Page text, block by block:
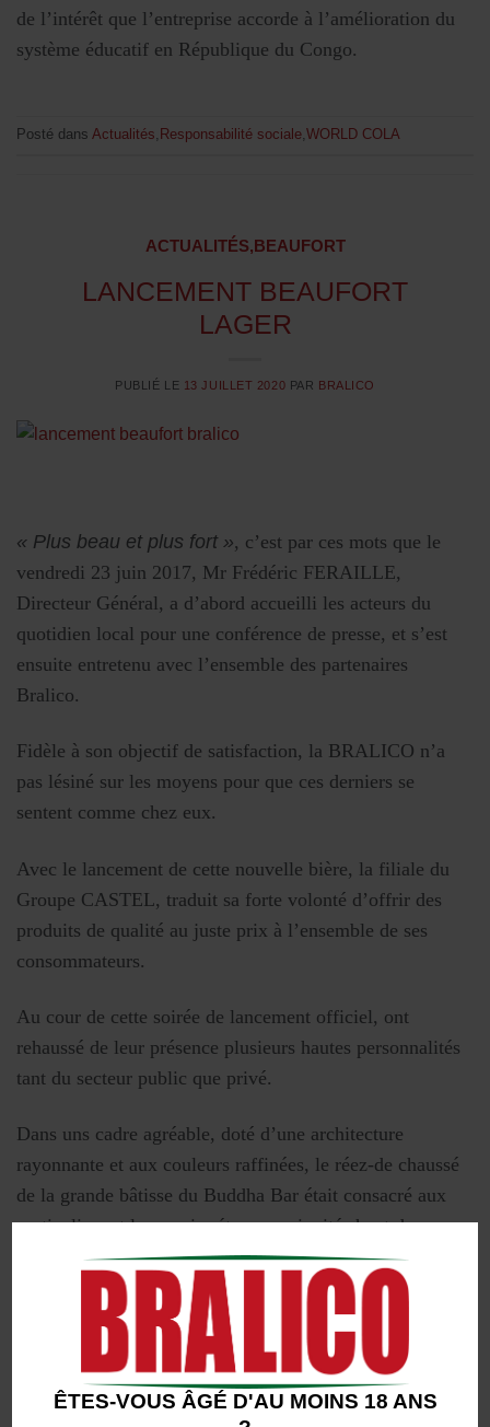
ÊTES-VOUS ÂGÉ D'AU MOINS 18 ANS
de l’intérêt que l’entreprise accorde à l’amélioration du
système éducatif en République du Congo.
Posté dans Actualités, Responsabilité sociale,WORLD COLA
ACTUALITÉS,BEAUFORT
LANCEMENT BEAUFORT
LAGER
PUBLIÉ LE 13 JUILLET 2020 PAR BRALICO
« Plus beau et plus fort », c’est par ces mots que le
vendredi 23 juin 2017, Mr Frédéric FERAILLE,
Directeur Général, a d’abord accueilli les acteurs du
quotidien local pour une conférence de presse, et s’est
ensuite entretenu avec l’ensemble des partenaires
Bralico.
Fidèle à son objectif de satisfaction, la BRALICO n’a
pas lésiné sur les moyens pour que ces derniers se
sentent comme chez eux.
Avec le lancement de cette nouvelle bière, la filiale du
Groupe CASTEL, traduit sa forte volonté d’offrir des
produits de qualité au juste prix à l’ensemble de ses
consommateurs.
Au cour de cette soirée de lancement officiel, ont
rehaussé de leur présence plusieurs hautes personnalités
tant du secteur public que privé.
Dans uns cadre agréable, doté d’une architecture
rayonnante et aux couleurs raffinées, le réez-de chaussé
de la grande bâtisse du Buddha Bar était consacré aux
particuliers et le premier étage aux invités haut de
C’est dans une atmosphère festive que l’orgueil
architectural de cette bière traditionnelle de haute qualité
et légère a été dévoilé aux invités et visant ainsi à
corroborer la volonté de BRALICO de s’affermir comme